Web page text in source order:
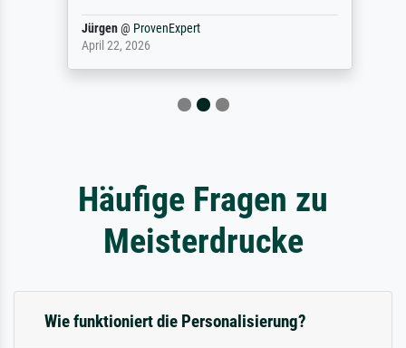
Jürgen@ProvenExpert
April 22, 2026
Häufige Fragen zu
Meisterdrucke
Wie funktioniert die Personalisierung?